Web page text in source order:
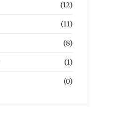
(12)
(11)
(8)
(1)
(0)